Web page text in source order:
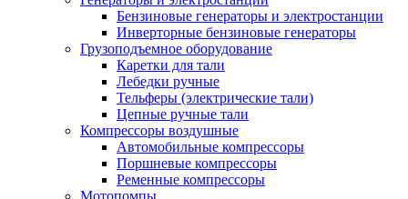
Бензиновые генераторы и электростанции
Инверторные бензиновые генераторы
Грузоподъемное оборудование
Каретки для тали
Лебедки ручные
Тельферы (электрические тали)
Цепные ручные тали
Компрессоры воздушные
Автомобильные компрессоры
Поршневые компрессоры
Ременные компрессоры
Мотопомпы